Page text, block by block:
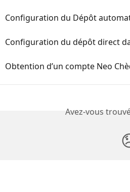
Configuration du Dépôt
Configuration du dépôt direct
Obtention d’un compte Neo
Avez-vous